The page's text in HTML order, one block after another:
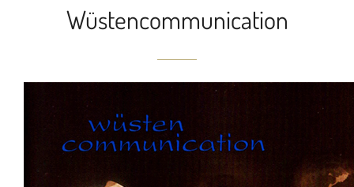
Wüstencommunication